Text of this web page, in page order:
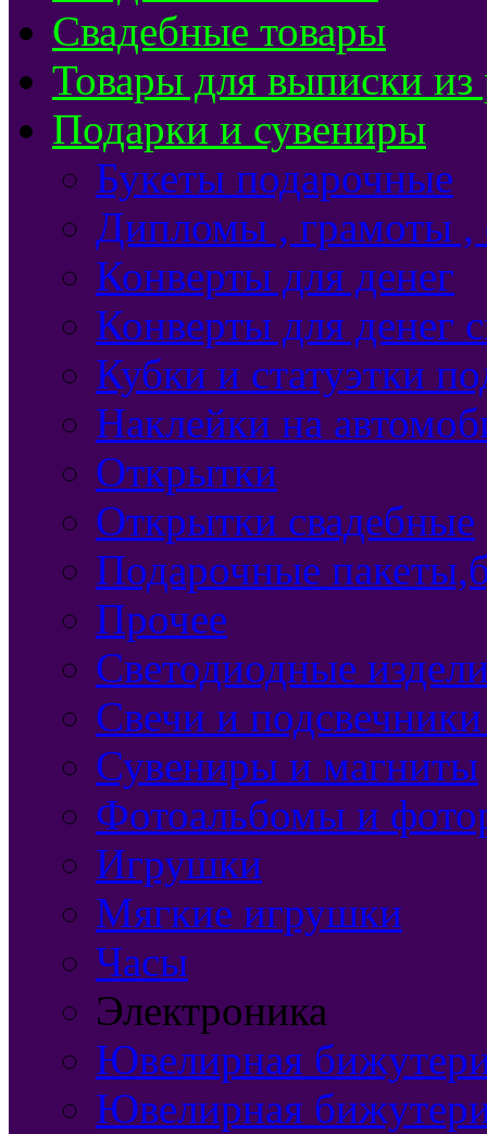
Свадебные товары
Товары для выписки из
Подарки и сувениры
Букеты подарочные
Дипломы , грамоты ,
Конверты для денег
Конверты для денег
Кубки и статуэтки
Наклейки на
Открытки
Открытки свадебные
Подарочные
Прочее
Светодиодные
Свечи и
Сувениры и магниты
Фотоальбомы и
Игрушки
Мягкие игрушки
Часы
Электроника
Ювелирная
Ювелирная